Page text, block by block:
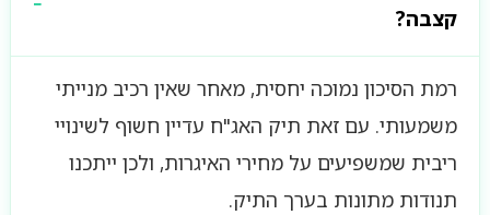
קצבה?
רמת הסיכון נמוכה יחסית, מאחר שאין רכיב מנייתי
משמעותי. עם זאת תיק האג"ח עדיין חשוף לשינויי
ריבית שמשפיעים על מחירי האיגרות, ולכן ייתכנו
תנודות מתונות בערך התיק.